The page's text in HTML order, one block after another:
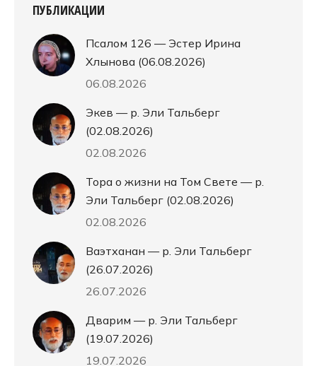
ПУБЛИКАЦИИ
Псалом 126 — Эстер Ирина
Хлынова (06.08.2026)
06.08.2026
Экев — р. Эли Тальберг
(02.08.2026)
02.08.2026
Тора о жизни на Том Свете — р.
Эли Тальберг (02.08.2026)
02.08.2026
Ваэтханан — р. Эли Тальберг
(26.07.2026)
26.07.2026
Дварим — р. Эли Тальберг
(19.07.2026)
19.07.2026